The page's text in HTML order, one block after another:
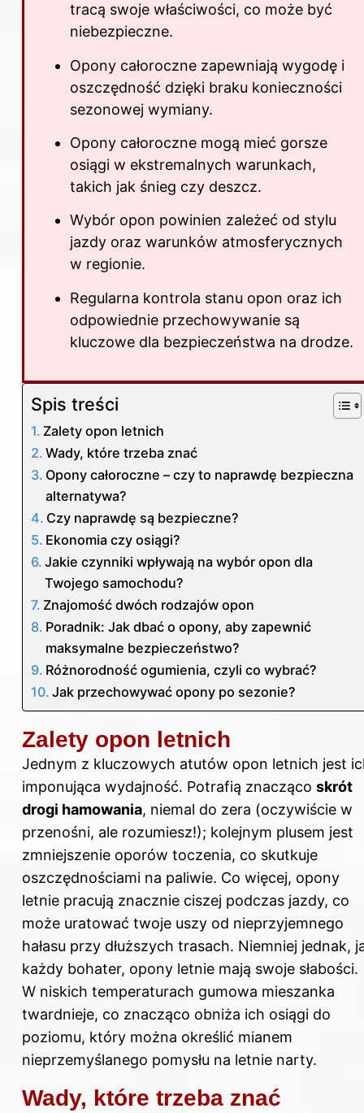
tracą swoje właściwości, co może być
niebezpieczne.
Opony całoroczne zapewniają wygodę i
oszczędność dzięki braku konieczności
sezonowej wymiany.
Opony całoroczne mogą mieć gorsze
osiągi w ekstremalnych warunkach,
takich jak śnieg czy deszcz.
Wybór opon powinien zależeć od stylu
jazdy oraz warunków atmosferycznych
w regionie.
Regularna kontrola stanu opon oraz ich
odpowiednie przechowywanie są
kluczowe dla bezpieczeństwa na drodze.
Spis treści
Zalety opon letnich
Wady, które trzeba znać
Opony całoroczne – czy to naprawdę bezpieczna
alternatywa?
Czy naprawdę są bezpieczne?
Ekonomia czy osiągi?
Jakie czynniki wpływają na wybór opon dla
Twojego samochodu?
Znajomość dwóch rodzajów opon
Poradnik: Jak dbać o opony, aby zapewnić
maksymalne bezpieczeństwo?
Różnorodność ogumienia, czyli co wybrać?
Jak przechowywać opony po sezonie?
Zalety opon letnich
Jednym z kluczowych atutów opon letnich jest
imponująca wydajność. Potrafią znacząco skrót
drogi hamowania, niemal do zera (oczywiście w
przenośni, ale rozumiesz!); kolejnym plusem jest
zmniejszenie oporów toczenia, co skutkuje
oszczędnościami na paliwie. Co więcej, opony
letnie pracują znacznie ciszej podczas jazdy, co
może uratować twoje uszy od nieprzyjemnego
hałasu przy dłuższych trasach. Niemniej jednak,
każdy bohater, opony letnie mają swoje słabości.
W niskich temperaturach gumowa mieszanka
twardnieje, co znacząco obniża ich osiągi do
poziomu, który można określić mianem
nieprzemyślanego pomysłu na letnie narty.
Wady, które trzeba znać